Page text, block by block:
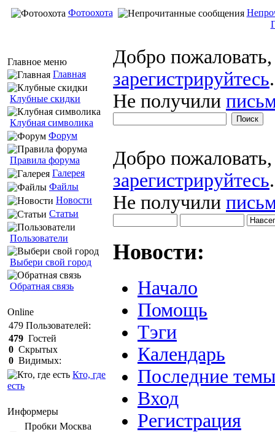
Фотоохота
Главное меню
Главная
Клубные скидки
Клубная символика
Форум
Правила форума
Галерея
Файлы
Новости
Статьи
Пользователи
Выбери свой город
Обратная связь
Online
479 Пользователей:
479 Гостей
0 Скрытых
0 Видимых:
Кто, где
есть
Информеры
Пробки Mосква
Добро
зарегистрируйтесь.
Не получили
Добро
зарегистрируйтесь.
Не получили
Новости:
Начало
Помощь
Тэги
Календарь
Последние
Вход
Регистрация